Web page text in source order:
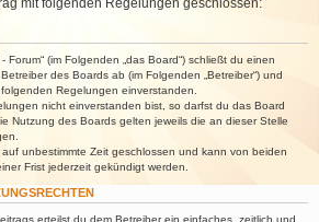
mit folgenden Regelungen geschlossen:
Forum“ (im Folgenden „das Board“) schließt du einen
des Boards ab (im Folgenden „Betreiber“) und
Regelungen einverstanden.
nicht einverstanden bist, so darfst du das Board
Nutzung des Boards gelten jeweils die an dieser Stelle
unbestimmte Zeit geschlossen und kann von beiden
Frist jederzeit gekündigt werden.
erteilst du dem Betreiber ein einfaches, zeitlich und